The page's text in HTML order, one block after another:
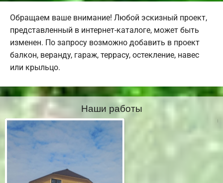
Обращаем ваше внимание! Любой эскизный проект,
представленный в интернет-каталоге, может быть
изменен. По запросу возможно добавить в проект
балкон, веранду, гараж, террасу, остекление, навес
или крыльцо.
Наши работы